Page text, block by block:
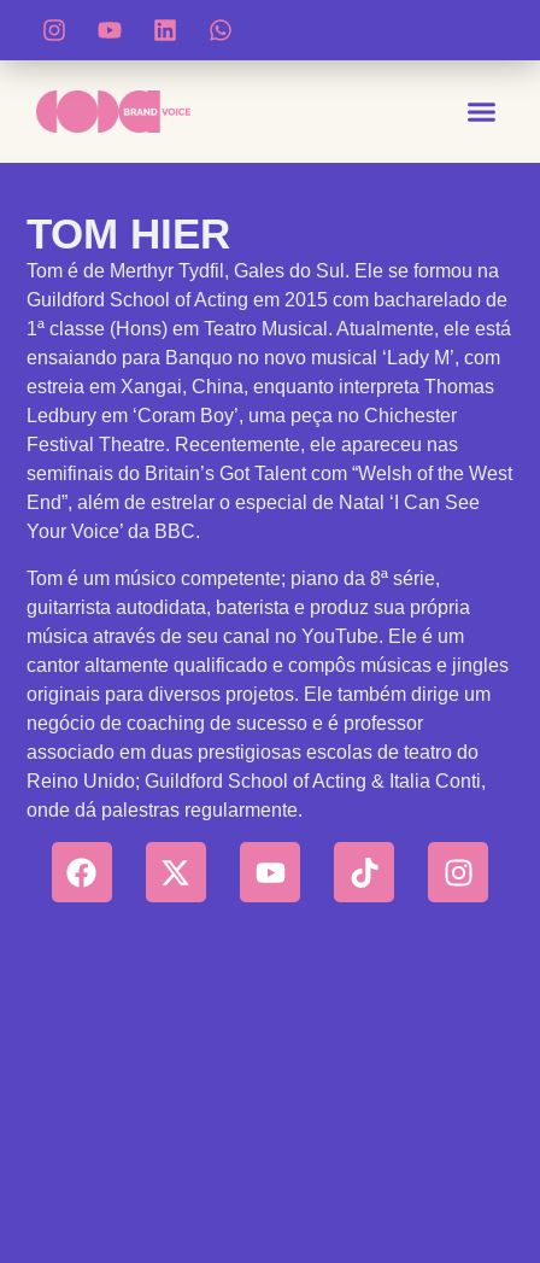
TOM HIER
Tom é de Merthyr Tydfil, Gales do Sul. Ele se formou na
Guildford School of Acting em 2015 com bacharelado de
1ª classe (Hons) em Teatro Musical. Atualmente, ele está
ensaiando para Banquo no novo musical ‘Lady M’, com
estreia em Xangai, China, enquanto interpreta Thomas
Ledbury em ‘Coram Boy’, uma peça no Chichester
Festival Theatre. Recentemente, ele apareceu nas
semifinais do Britain’s Got Talent com “Welsh of the West
End”, além de estrelar o especial de Natal ‘I Can See
Your Voice’ da BBC.
Tom é um músico competente; piano da 8ª série,
guitarrista autodidata, baterista e produz sua própria
música através de seu canal no YouTube. Ele é um
cantor altamente qualificado e compôs músicas e jingles
originais para diversos projetos. Ele também dirige um
negócio de coaching de sucesso e é professor
associado em duas prestigiosas escolas de teatro do
Reino Unido; Guildford School of Acting & Italia Conti,
onde dá palestras regularmente.